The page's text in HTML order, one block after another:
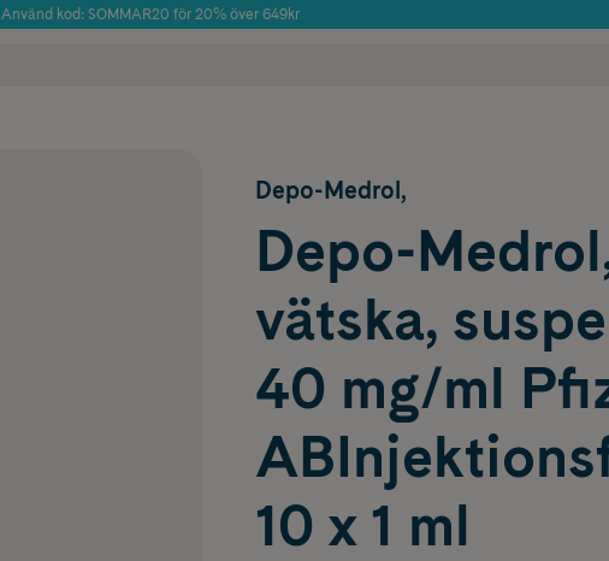
Använd kod: SOMMAR20 för 20% över 649kr
Depo-Medrol,
Depo-
vätska,
40 mg/ml
10 x 1 ml